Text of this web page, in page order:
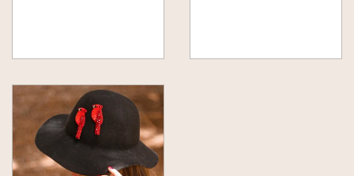
palabra. Esta es la suya —
y el punto de partida de
los paolines hechos a
mano en Colombia.
ANTIGUO EGIPTO · LAS
PRIMERAS RAÍCES
prenda que parecía